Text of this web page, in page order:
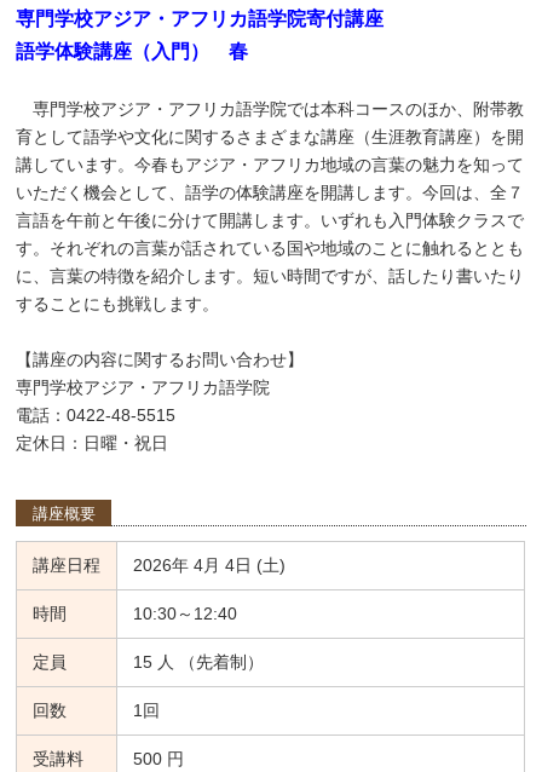
専門学校アジア・アフリカ語学院寄付講座
語学体験講座（入門） 春
専門学校アジア・アフリカ語学院では本科コースのほか、附帯教
育として語学や文化に関するさまざまな講座（生涯教育講座）を開
講しています。今春もアジア・アフリカ地域の言葉の魅力を知って
いただく機会として、語学の体験講座を開講します。今回は、全７
言語を午前と午後に分けて開講します。いずれも入門体験クラスで
す。それぞれの言葉が話されている国や地域のことに触れるととも
に、言葉の特徴を紹介します。短い時間ですが、話したり書いたり
することにも挑戦します。
【講座の内容に関するお問い合わせ】
専門学校アジア・アフリカ語学院
電話：0422-48-5515
定休日：日曜・祝日
講座概要
講座日程 2026年 4月 4日 (土)
時間 10:30～12:40
定員 15 人 （先着制）
回数 1回
受講料 500 円